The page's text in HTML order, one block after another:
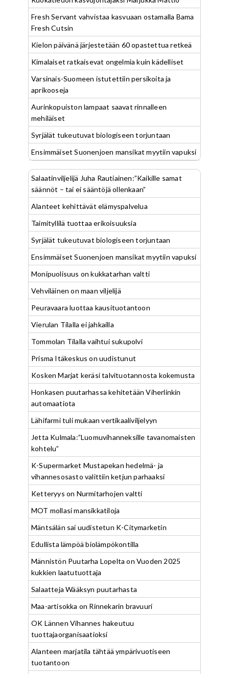
Fresh Servant vahvistaa kasvuaan ostamalla Bama
Fresh Cutsin
Kielon päivänä järjestetään 60 opastettua retkeä
Kimalaiset ratkaisevat ongelmia kuin kädelliset
Varsinais-Suomeen istutettiin persikoita ja
aprikooseja
Aurinkopuiston lampaat saavat rinnalleen
mehiläiset
Syrjälät tukeutuvat biologiseen torjuntaan
Ensimmäiset Suonenjoen mansikat myytiin vapuksi
Salaatinviljelijä Juha Rautiainen:”Kaikille samat
säännöt – tai ei sääntöjä ollenkaan”
Alanteet kehittävät elämyspalvelua
Taimityllilä tuottaa erikoisuuksia
Syrjälät tukeutuvat biologiseen torjuntaan
Ensimmäiset Suonenjoen mansikat myytiin vapuksi
Monipuolisuus on kukkatarhan valtti
Vehviläinen on maan viljelijä
Peuravaara luottaa kausituotantoon
Vierulan Tilalla ei jahkailla
Tommolan Tilalla vaihtui sukupolvi
Prisma Itäkeskus on uudistunut
Kosken Marjat keräsi talvituotannosta kokemusta
Honkasen puutarhassa kehitetään Viherlinkin
automaatiota
Lähifarmi tuli mukaan vertikaaliviljelyyn
Jetta Kulmala:”Luomuvihanneksille tavanomaisten
kohtelu”
K-Supermarket Mustapekan hedelmä- ja
vihannesosasto valittiin ketjun parhaaksi
Ketteryys on Nurmitarhojen valtti
MOT mollasi mansikkatiloja
Mäntsälän sai uudistetun K-Citymarketin
Edullista lämpöä biolämpökontilla
Männistön Puutarha Lopelta on Vuoden 2025
kukkien laatutuottaja
Salaatteja Wääksyn puutarhasta
Maa-artisokka on Rinnekarin bravuuri
OK Lännen Vihannes hakeutuu
tuottajaorganisaatioksi
Alanteen marjatila tähtää ympärivuotiseen
tuotantoon